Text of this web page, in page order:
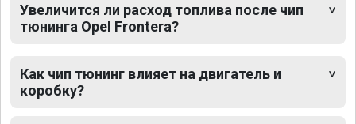
Увеличится ли расход топлива после чип
тюнинга Opel Frontera?
Как чип тюнинг влияет на двигатель и
коробку?